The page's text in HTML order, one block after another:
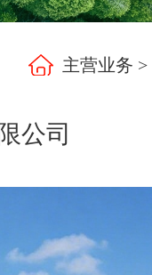
主营业务 >
公司